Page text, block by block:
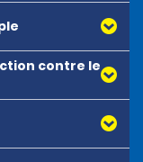
contre le